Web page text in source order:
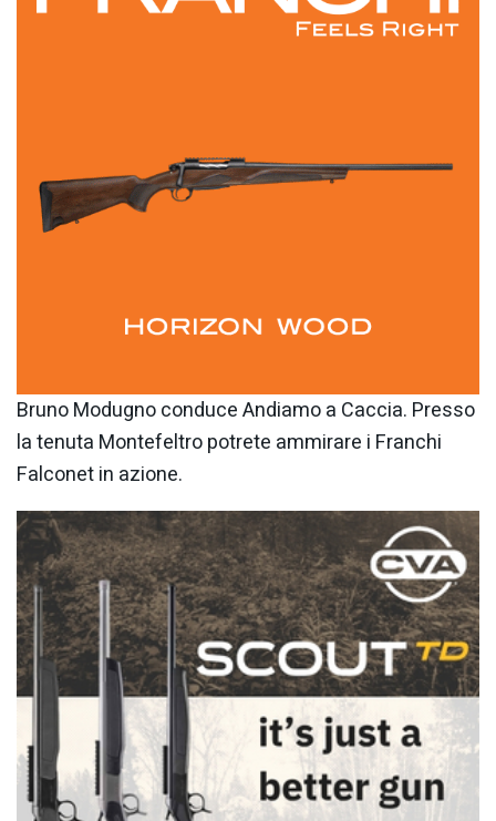
Bruno Modugno conduce Andiamo a Caccia. Presso
la tenuta Montefeltro potrete ammirare i Franchi
Falconet in azione.